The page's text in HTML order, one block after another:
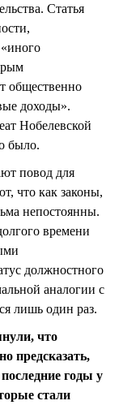
Статья
«иного
общественно
доходы».
Нобелевской
было.
повод для
что как законы,
непостоянны.
времени
должностного
аналогии с
лишь один раз.
что
предсказать,
годы у
стали